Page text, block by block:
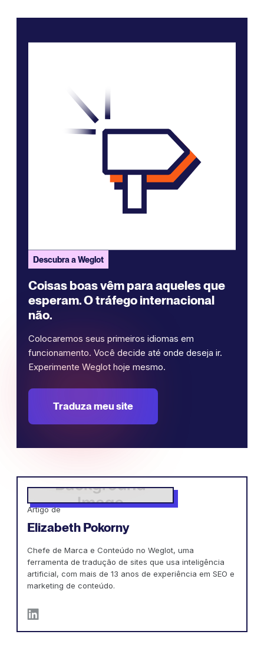
Descubra a Weglot
Coisas boas vêm para aqueles que
esperam. O tráfego internacional
não.
Colocaremos seus primeiros idiomas em
funcionamento. Você decide até onde deseja ir.
Experimente Weglot hoje mesmo.
Traduza meu site
Artigo de
Elizabeth Pokorny
Chefe de Marca e Conteúdo no Weglot, uma
ferramenta de tradução de sites que usa inteligência
artificial, com mais de 13 anos de experiência em SEO e
marketing de conteúdo.